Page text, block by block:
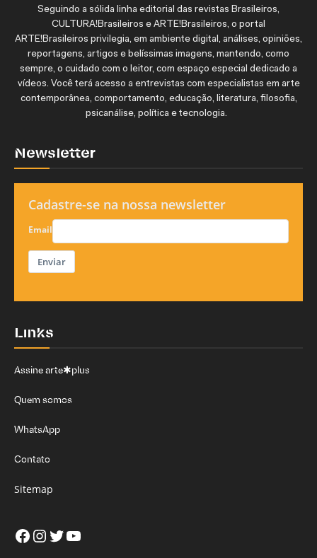
Seguindo a sólida linha editorial das revistas Brasileiros,
CULTURA!Brasileiros e ARTE!Brasileiros, o portal
ARTE!Brasileiros privilegia, em ambiente digital, análises, opiniões,
reportagens, artigos e belíssimas imagens, mantendo, como
sempre, o cuidado com o leitor, com espaço especial dedicado a
vídeos. Você terá acesso a entrevistas com especialistas em arte
contemporânea, comportamento, educação, literatura, filosofia,
psicanálise, política e tecnologia.
Newsletter
Cadastre-se na nossa newsletter
Email
Enviar
Links
Assine arte✱plus
Quem somos
WhatsApp
Contato
Sitemap
Facebook
Instagram
Twitter
Youtube